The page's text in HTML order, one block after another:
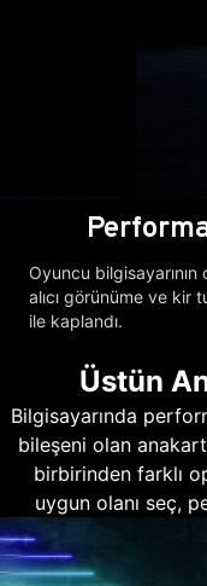
Oyuncu
alıcı görünüme ve kir
ile kaplandı.
Üstün
Bilgisayarında
bileşeni olan
birbirinden farklı
uygun olanı seç,